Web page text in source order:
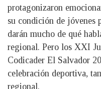
protagonizaron
su condición de jóvenes
darán mucho de qué
regional. Pero los XXI
Codicader El Salvador
celebración deportiva,
regional.